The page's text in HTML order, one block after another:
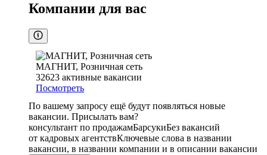
Компании для вас
МАГНИТ, Розничная сеть
32623 активные вакансии
Посмотреть
По вашему запросу ещё будут появляться новые
вакансии. Присылать вам?
консультант по продажамБарсукиБез вакансий
от кадровых агентствКлючевые слова в названии
вакансии, в названии компании и в описании вакансии